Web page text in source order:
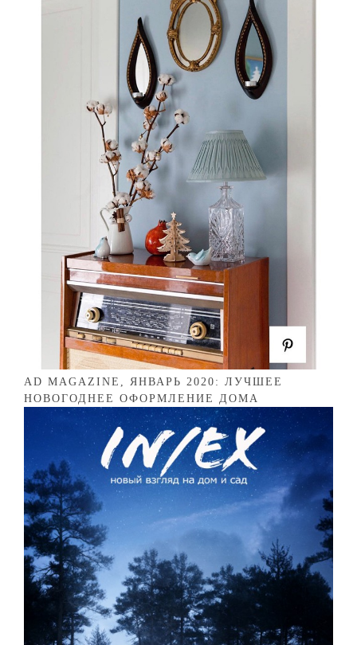
AD MAGAZINE, ЯНВАРЬ 2020: ЛУЧШЕЕ
НОВОГОДНЕЕ ОФОРМЛЕНИЕ ДОМА